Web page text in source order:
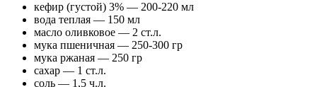
кефир (густой) 3% — 200-220 мл
вода теплая — 150 мл
масло оливковое — 2 ст.л.
мука пшеничная — 250-300 гр
мука ржаная — 250 гр
сахар — 1 ст.л.
соль — 1,5 ч.л.